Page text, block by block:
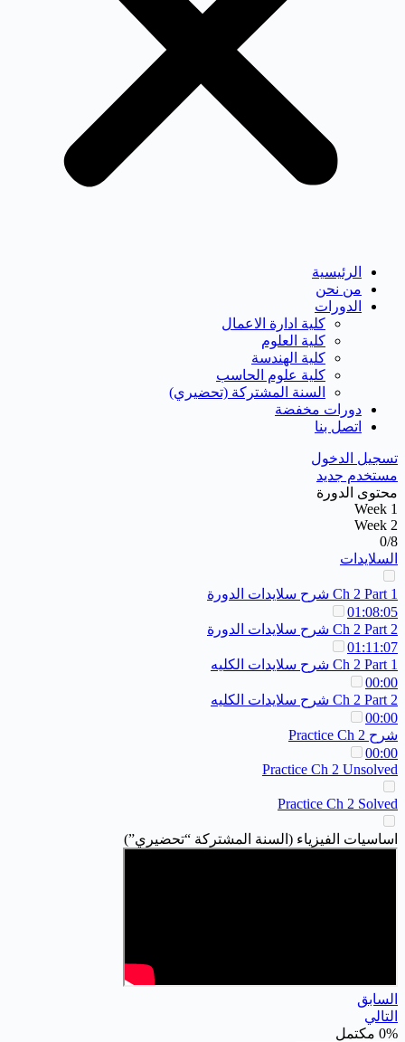
الرئيسية
من نحن
الدورات
كلية ادارة الاعمال
كلية العلوم
كلية الهندسة
كلية علوم الحاسب
السنة المشتركة (تحضيري)
دورات مخفضة
اتصل بنا
تسجيل الدخول
مستخدم جديد
محتوى الدورة
Week 1
Week 2
0/8
السلايدات
Ch 2 Part 1 شرح سلايدات الدورة
01:08:05
Ch 2 Part 2 شرح سلايدات الدورة
01:11:07
Ch 2 Part 1 شرح سلايدات الكليه
00:00
Ch 2 Part 2 شرح سلايدات الكليه
00:00
شرح Practice Ch 2
00:00
Practice Ch 2 Unsolved
Practice Ch 2 Solved
اساسيات الفيزياء (السنة المشتركة “تحضيري”)
السابق
التالي
0% مكتمل